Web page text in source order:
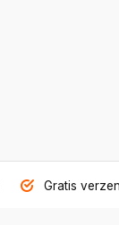
Gratis